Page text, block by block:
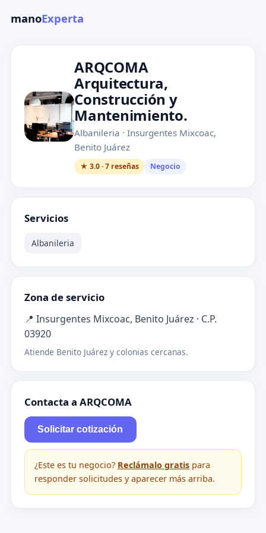
manoExperta
ARQCOMA
Arquitectura,
Construcción y
Mantenimiento.
Albanileria · Insurgentes Mixcoac,
Benito Juárez
★ 3.0 · 7 reseñas Negocio
Servicios
Albanileria
Zona de servicio
📍 Insurgentes Mixcoac, Benito Juárez · C.P.
03920
Atiende Benito Juárez y colonias cercanas.
Contacta a ARQCOMA
Solicitar cotización
¿Este es tu negocio? Reclámalo gratispara
responder solicitudes y aparecer más arriba.